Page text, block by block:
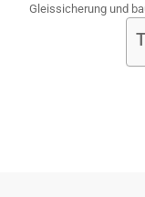
Gleissicherung und